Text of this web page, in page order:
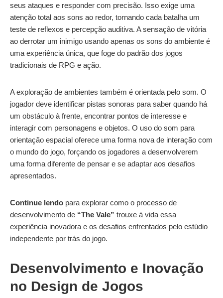
seus ataques e responder com precisão. Isso exige uma
atenção total aos sons ao redor, tornando cada batalha um
teste de reflexos e percepção auditiva. A sensação de vitória
ao derrotar um inimigo usando apenas os sons do ambiente é
uma experiência única, que foge do padrão dos jogos
tradicionais de RPG e ação.
A exploração de ambientes também é orientada pelo som. O
jogador deve identificar pistas sonoras para saber quando há
um obstáculo à frente, encontrar pontos de interesse e
interagir com personagens e objetos. O uso do som para
orientação espacial oferece uma forma nova de interação com
o mundo do jogo, forçando os jogadores a desenvolverem
uma forma diferente de pensar e se adaptar aos desafios
apresentados.
Continue lendo para explorar como o processo de
desenvolvimento de “The Vale” trouxe à vida essa
experiência inovadora e os desafios enfrentados pelo estúdio
independente por trás do jogo.
Desenvolvimento e Inovação
no Design de Jogos